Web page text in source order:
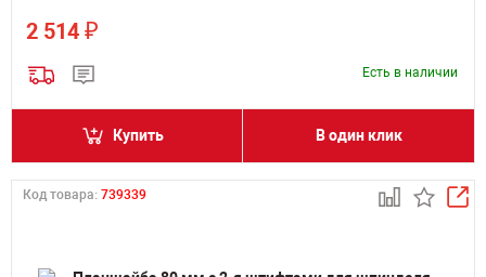
2 514 ₽
Есть в наличии
Купить В один клик
Код товара: 739339